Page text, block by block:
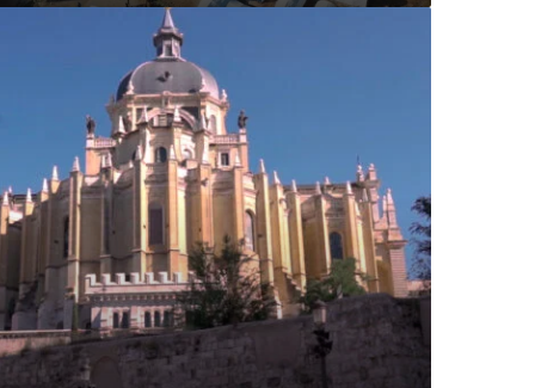
بلدية
لحماية
آثار
إسلامية
في
المدينة